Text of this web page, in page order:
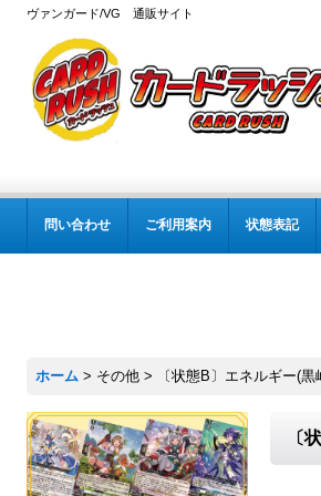
ヴァンガード/VG 通販サイト
問い合わせ ご利用案内 状態表記
ホーム > その他 > 〔状態B〕エネルギー(
〔